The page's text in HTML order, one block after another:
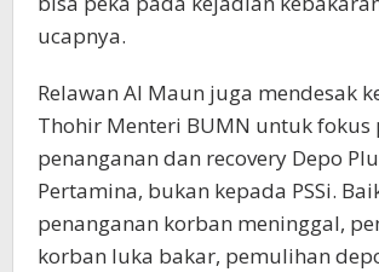
ucapnya.
Relawan Al Maun juga mendesak
Thohir Menteri BUMN untuk fokus
penanganan dan recovery Depo
Pertamina, bukan kepada PSSi.
penanganan korban meninggal,
korban luka bakar, pemulihan